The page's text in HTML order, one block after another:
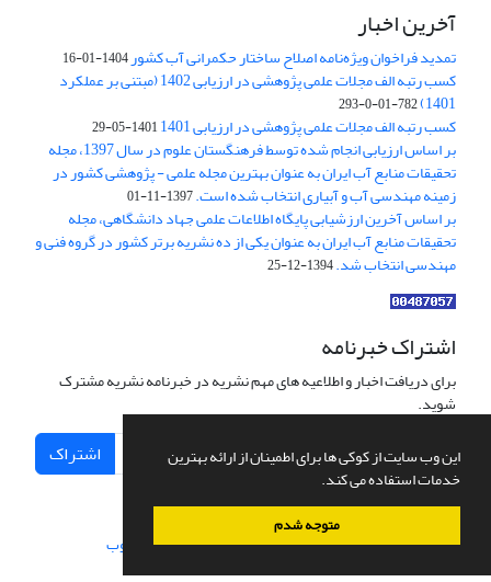
این وب سایت از کوکی ها برای اطمینان از ارائه بهترین
خدمات استفاده می کند.
متوجه شدم
آخرین اخبار
تمدید فراخوان ویژه‌نامه اصلاح ساختار حکمرانی آب کشور1404-01-16
کسب رتبه الف مجلات علمی پژوهشی در ارزیابی 1402 (مبتنی بر عملکرد
1401)
782-01-0-293
کسب رتبه الف مجلات علمی پژوهشی در ارزیابی 1401 1401-05-29
بر اساس ارزیابی انجام شده توسط فرهنگستان علوم در سال 1397، مجله
تحقیقات منابع آب ایران به عنوان بهترین مجله علمی - پژوهشی کشور در
زمینه مهندسی آب و آبیاری انتخاب شده است.1397-11-01
بر اساس آخرین ارزشیابی پایگاه اطلاعات علمی جهاد دانشگاهی، مجله
تحقیقات منابع آب ایران به عنوان یکی از ده نشریه برتر کشور در گروه فنی و
مهندسی انتخاب شد.1394-12-25
اشتراک خبرنامه
برای دریافت اخبار و اطلاعیه های مهم نشریه در خبرنامه نشریه مشترک
شوید.
اشتراک
سامانه مدیریت نشریات علمی.طراحی و پیاده سازی از سیناوب